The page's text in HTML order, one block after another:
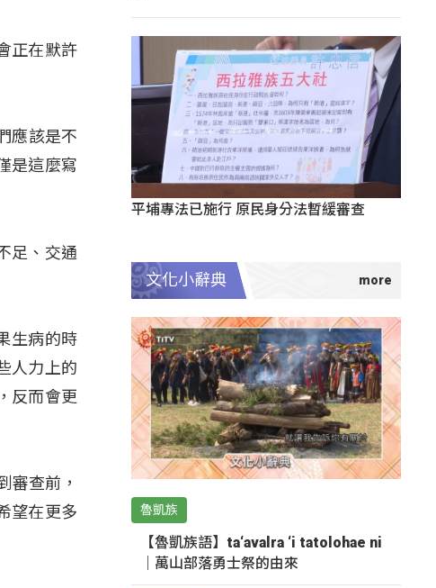
正在默許
應該是不
是這麼寫
足、交通
生病的時
人力上的
反而會更
審查前，
望在更多
平埔專法已施行 原民身分法暫緩審查
文化小辭典
魯凱族
【魯凱族語】ta‘avalra ‘i tatolohae ni
｜萬山部落勇士祭的由來